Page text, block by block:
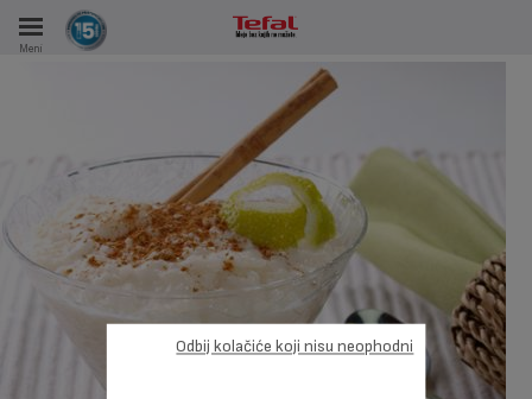
Meni
Odbij kolačiće koji nisu neophodni